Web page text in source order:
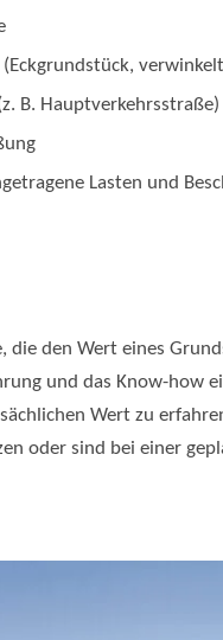
B. Hauptverkehrsstraße)
Lasten und
die den Wert eines
und das Know-how
Wert zu
oder sind bei einer